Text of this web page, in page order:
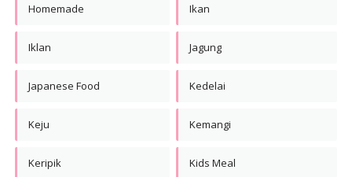
Homemade Ikan
Iklan Jagung
Japanese Food Kedelai
Keju Kemangi
Keripik Kids Meal